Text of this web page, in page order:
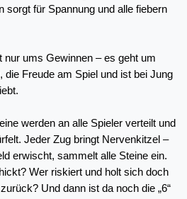
sorgt für Spannung und alle fiebern
nur ums Gewinnen – es geht um
die Freude am Spiel und ist bei Jung
werden an alle Spieler verteilt und
Jeder Zug bringt Nervenkitzel –
erwischt, sammelt alle Steine ein.
Wer riskiert und holt sich doch
Und dann ist da noch die „6“